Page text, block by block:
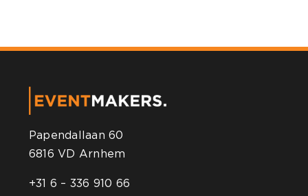
Papendallaan 60
6816 VD Arnhem
+31 6 – 336 910 66